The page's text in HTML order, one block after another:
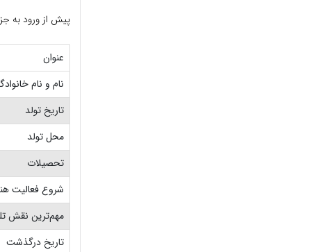
پیش از ورود به
عنوان
نام و نام
تاریخ تولد
محل تولد
تحصیلات
شروع فعالیت
مهم‌ترین نقش
تاریخ درگذشت